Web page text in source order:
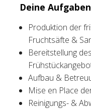
Deine
Produktion der
Fruchtsäfte &
Bereitstellung
Aufbau &
Mise en Place
Reinigungs- &